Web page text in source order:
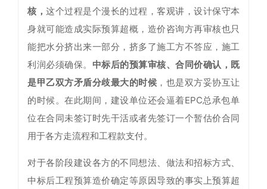
核， 这个过程是个漫长的过程，客观讲，设计保守本
身就可能造成实际预算超概，造价咨询方再审核也只
能把水分挤出来一部分，挤多了施工方不答应，施工
利润必须确保。 中标后的预算审核、合同价确认，既
是甲乙双方矛盾分歧最大的时候 ，也是双方妥协互让
的时候。在此期间，建设单位还会逼着EPC总承包单
位在合同未签订时先干活或者先签订一个暂估价合同
用于各方走流程和工程款支付。
对于各阶段建设各方的不同想法、做法和招标方式、
中标后工程预算造价确定等原因导致的事实上预算超